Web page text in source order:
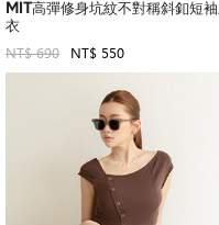
MIT高彈修身坑紋不對稱斜釦短
衣
NT$ 690 NT$ 550